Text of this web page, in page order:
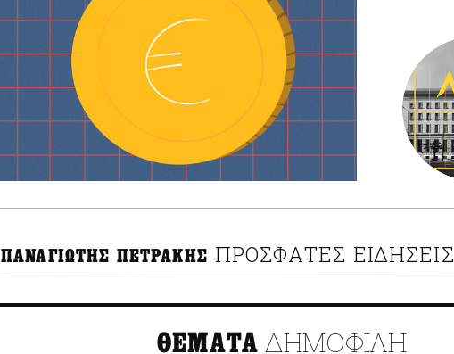
ΠΑΝΑΓΙΩΤΗΣ ΠΕΤΡΑΚΗΣ ΠΡΟΣΦΑΤΕΣ ΕΙΔΗΣΕΙΣ
ΘΕΜΑΤΑ ΔΗΜΟΦΙΛΗ